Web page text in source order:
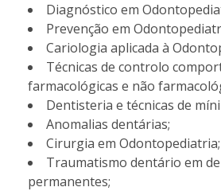
Diagnóstico em
Prevenção em
Cariologia aplicada à
Técnicas de controlo
farmacológicas e não
Dentisteria e técnicas de
Anomalias dentárias;
Cirurgia em Odontopediatria;
Traumatismo dentário em
permanentes;